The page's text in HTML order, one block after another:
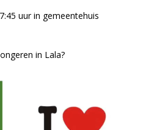
uur in gemeentehuis
in Lala?